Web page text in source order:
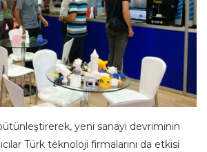
yeni sanayi devriminin
Türk teknoloji firmalarını da etkisi